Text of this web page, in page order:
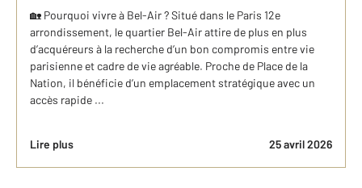
🏡 Pourquoi vivre à Bel-Air ? Situé dans le Paris 12e
arrondissement, le quartier Bel-Air attire de plus en plus
d’acquéreurs à la recherche d’un bon compromis entre vie
parisienne et cadre de vie agréable. Proche de Place de la
Nation, il bénéficie d’un emplacement stratégique avec un
accès rapide ...
Lire plus 25 avril 2026